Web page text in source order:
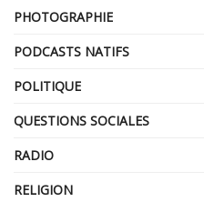
PHOTOGRAPHIE
PODCASTS NATIFS
POLITIQUE
QUESTIONS SOCIALES
RADIO
RELIGION